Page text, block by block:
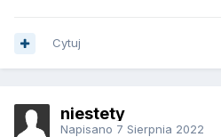
Cytuj
niestety
Napisano 7 Sierpnia 2022